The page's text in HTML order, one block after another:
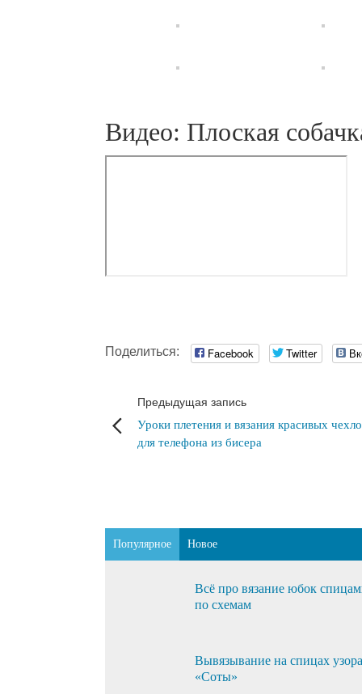
Видео: Плоская
Поделиться: Facebook Twitter
Предыдущая запись
Уроки плетения и вязания красивых
для телефона из бисера
Популярное Новое
Всё про вязание юбок
по схемам
Вывязывание на спицах узора
«Соты»